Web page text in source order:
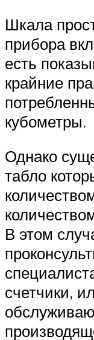
Шкала
прибора
есть
крайние
кубометры.
Однако
табло
В этом
счетчики,